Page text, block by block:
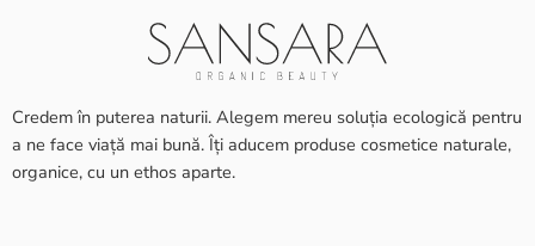
Credem în puterea naturii. Alegem mereu soluția ecologică pentru
a ne face viață mai bună. Îți aducem produse cosmetice naturale,
organice, cu un ethos aparte.